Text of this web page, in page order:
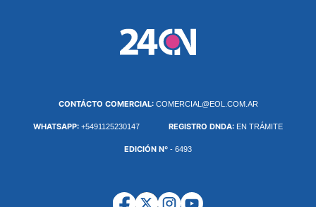
CONTÁCTO COMERCIAL: COMERCIAL@EOL.COM.AR
WHATSAPP: +5491125230147 REGISTRO DNDA: EN TRÁMITE
EDICIÓN Nº - 6493